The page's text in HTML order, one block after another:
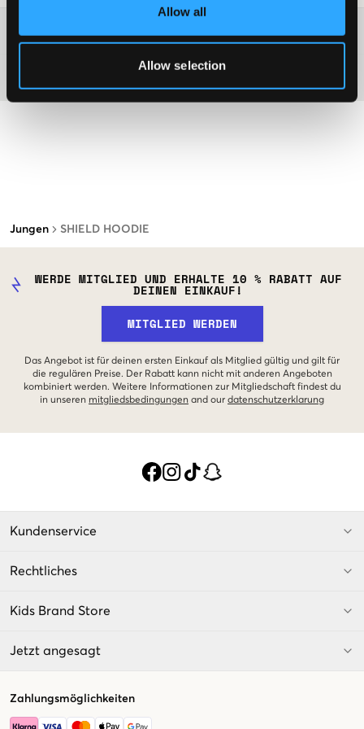
Allow all
Allow selection
Jungen SHIELD HOODIE
Washing advice
WERDE MITGLIED UND ERHALTE 10 % RABATT AUF
DEINEN EINKAUF!
MITGLIED WERDEN
Das Angebot ist für deinen ersten Einkauf als Mitglied gültig und gilt für
die regulären Preise. Der Rabatt kann nicht mit anderen Angeboten
kombiniert werden. Weitere Informationen zur Mitgliedschaft findest du
in unseren mitgliedsbedingungen and our datenschutzerklarung
Kundenservice
Rechtliches
Kids Brand Store
Jetzt angesagt
Zahlungsmöglichkeiten